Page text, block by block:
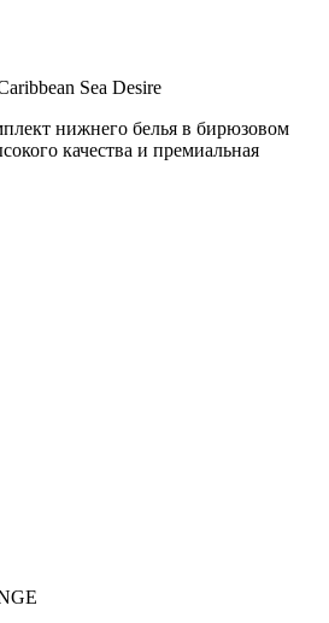
Sea Desire
нижнего белья в бирюзовом
качества и премиальная